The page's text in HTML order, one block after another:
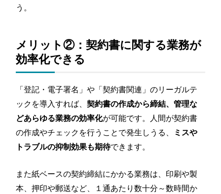
う。
メリット②：契約書に関する業務が
効率化できる
「登記・電子署名」や「契約書関連」のリーガルテ
ックを導入すれば、契約書の作成から締結、管理な
どあらゆる業務の効率化が可能です。人間が契約書
の作成やチェックを行うことで発生しうる、
ミスや
トラブルの抑制効果も期待できます。
また紙ベースの契約締結にかかる業務は、印刷や製
本、押印や郵送など、１通あたり数十分～数時間か